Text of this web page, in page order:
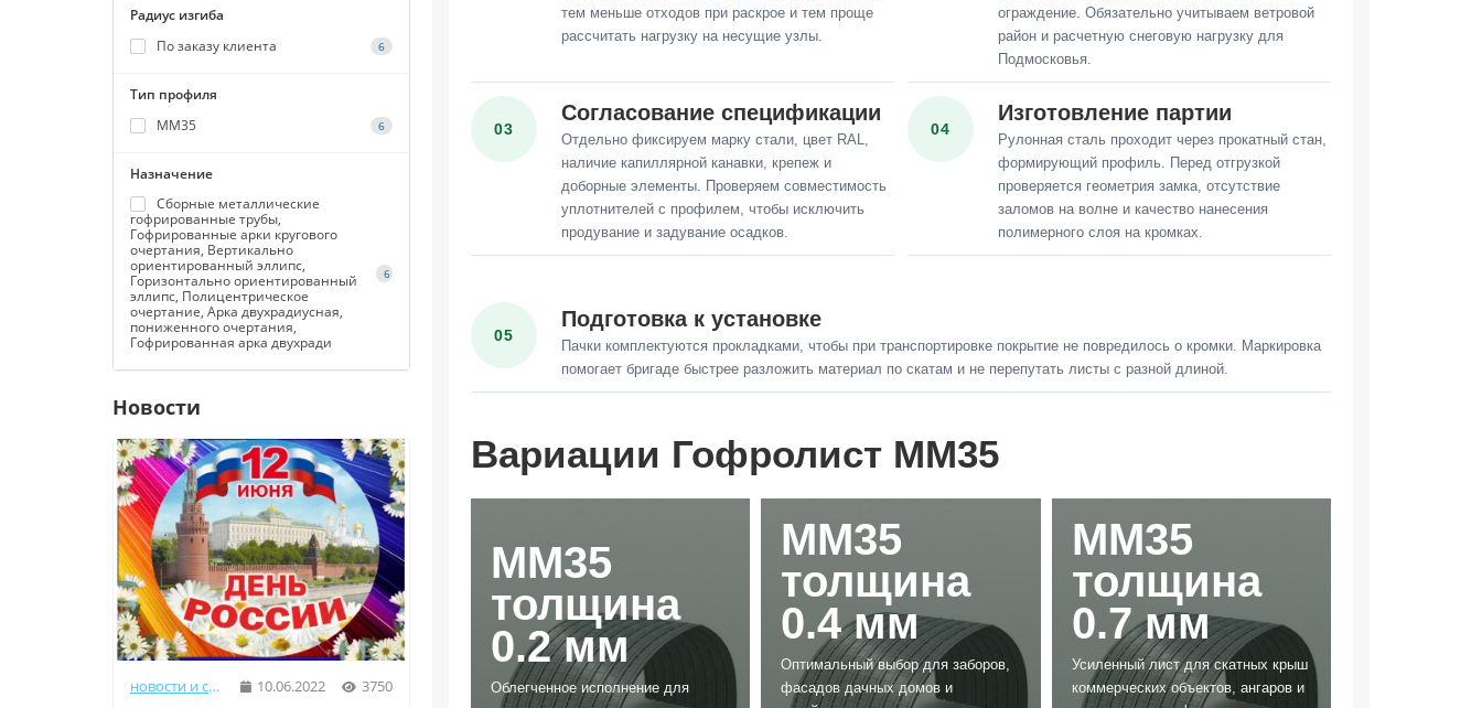
Радиус изгиба
По заказу клиента
6
Тип профиля
ММ35
6
Назначение
Сборные металлические
гофрированные трубы,
Гофрированные арки кругового
очертания, Вертикально
ориентированный эллипс,
Горизонтально ориентированный
эллипс, Полицентрическое
очертание, Арка двухрадиусная,
пониженного очертания,
Гофрированная арка двухради
6
Новости
новости и статьи 10.06.2022 3750 новости и статьи 06.05.2022 3748 новости и статьи 29.04.2022 3245 новости и статьи 04.03.2022
тем меньше отходов при раскрое и тем проще
рассчитать нагрузку на несущие узлы.
ограждение. Обязательно учитываем ветровой
район и расчетную снеговую нагрузку для
Подмосковья.
03
Согласование спецификации
Отдельно фиксируем марку стали, цвет RAL,
наличие капиллярной канавки, крепеж и
доборные элементы. Проверяем совместимость
уплотнителей с профилем, чтобы исключить
продувание и задувание осадков.
04
Изготовление партии
Рулонная сталь проходит через прокатный стан,
формирующий профиль. Перед отгрузкой
проверяется геометрия замка, отсутствие
заломов на волне и качество нанесения
полимерного слоя на кромках.
05
Подготовка к установке
Пачки комплектуются прокладками, чтобы при транспортировке покрытие не повредилось о кромки. Маркировка
помогает бригаде быстрее разложить материал по скатам и не перепутать листы с разной длиной.
Вариации Гофролист ММ35
ММ35
толщина
0.2 мм
Облегченное исполнение для
ММ35
толщина
0.4 мм
Оптимальный выбор для заборов,
фасадов дачных домов и
ММ35
толщина
0.7 мм
Усиленный лист для скатных крыш
коммерческих объектов, ангаров и